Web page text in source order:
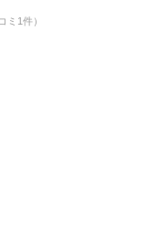
ミ1件）